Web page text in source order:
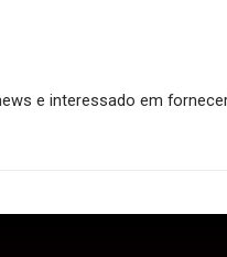
e interessado em